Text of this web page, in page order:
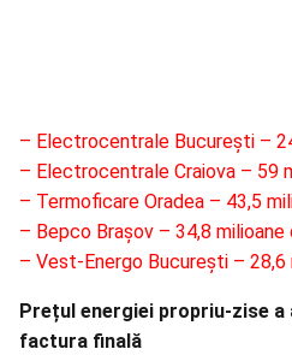
– Electrocentrale București –
– Electrocentrale Craiova – 59
– Termoficare Oradea – 43,5
– Bepco Brașov – 34,8 milioane
– Vest-Energo București – 28,6
Prețul energiei propriu-zise a
factura finală